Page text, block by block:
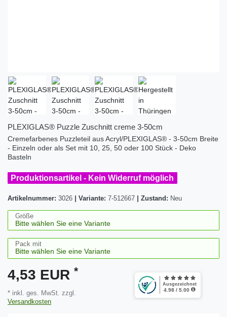
PLEXIGLAS® Puzzle Zuschnitt creme 3-50cm
Cremefarbenes Puzzleteil aus Acryl/PLEXIGLAS® - 3-50cm Breite
- Einzeln oder als Set mit 10, 25, 50 oder 100 Stück - Deko
Basteln
Produktionsartikel - Kein Widerruf möglich
Artikelnummer: 3026 Variante: 7-512667 Zustand: Neu
Größe
Pack mit
4,53 EUR *
* inkl. ges. MwSt. zzgl.
Versandkosten